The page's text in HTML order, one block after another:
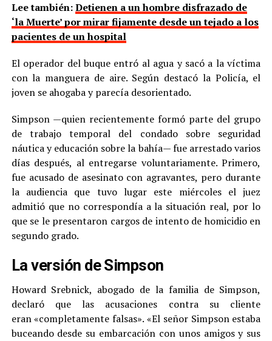
Lee también:Detienen a un hombre disfrazado de
‘la Muerte’ por mirar fijamente desde un tejado a los
pacientes de un hospital
El operador del buque entró al agua y sacó a la víctima
con la manguera de aire. Según destacó la Policía, el
joven se ahogaba y parecía desorientado.
Simpson —quien recientemente formó parte del grupo
de trabajo temporal del condado sobre seguridad
náutica y educación sobre la bahía— fue arrestado varios
días después, al entregarse voluntariamente. Primero,
fue acusado de asesinato con agravantes, pero durante
la audiencia que tuvo lugar este miércoles el juez
admitió que no correspondía a la situación real, por lo
que se le presentaron cargos de intento de homicidio en
segundo grado.
La versión de Simpson
Howard Srebnick, abogado de la familia de Simpson,
declaró que las acusaciones contra su cliente
eran «completamente falsas». «El señor Simpson estaba
buceando desde su embarcación con unos amigos y sus